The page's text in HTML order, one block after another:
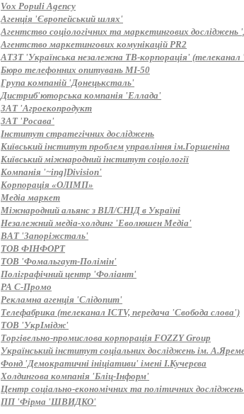
Vox Populi Agency
Агенція 'Європейський шлях'
Агентство соціологічних та маркетингових досліджень
Агентство маркетингових комунікацій PR2
АТЗТ 'Українська незалежна ТВ-корпорація' (телеканал
Бюро телефонних опитувань MI-50
Група компаній 'Донецьксталь'
Дистриб'юторська компанія 'Еллада'
ЗАТ 'Агроекопродукт
ЗАТ 'Росава'
Інститут стратегічних досліджень
Київський інститут проблем управління ім.Горшеніна
Київський міжнародний інститут соціології
Компанія '~ing]Division'
Корпорація «ОЛІМП»
Медіа маркет
Міжнародний альянс з ВІЛ/СНІД в Україні
Незалежний медіа-холдинг 'Еволюшен Медіа'
ВАТ 'Запоріжсталь'
ТОВ ФІНФОРТ
ТОВ 'Фомальгаут-Полімін'
Поліграфічний центр 'Фоліант'
РА С-Промо
Рекламна агенція 'Слідопит'
Телефабрика (телеканал ICTV, передача 'Свобода слова')
ТОВ 'УкрІмідж'
Торгівельно-промислова корпорація FOZZY Group
Український інститут соціальних досліджень ім.
Фонд 'Демократичні ініціативи' імені І.Кучерєва
Холдингова компанія 'Бліц-Інформ'
Центр соціально-економічних та політичних
ПП 'Фірма 'ШВИДКО'